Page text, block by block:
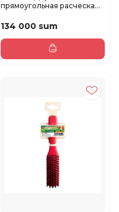
прямоугольная расческа
134 000 sum